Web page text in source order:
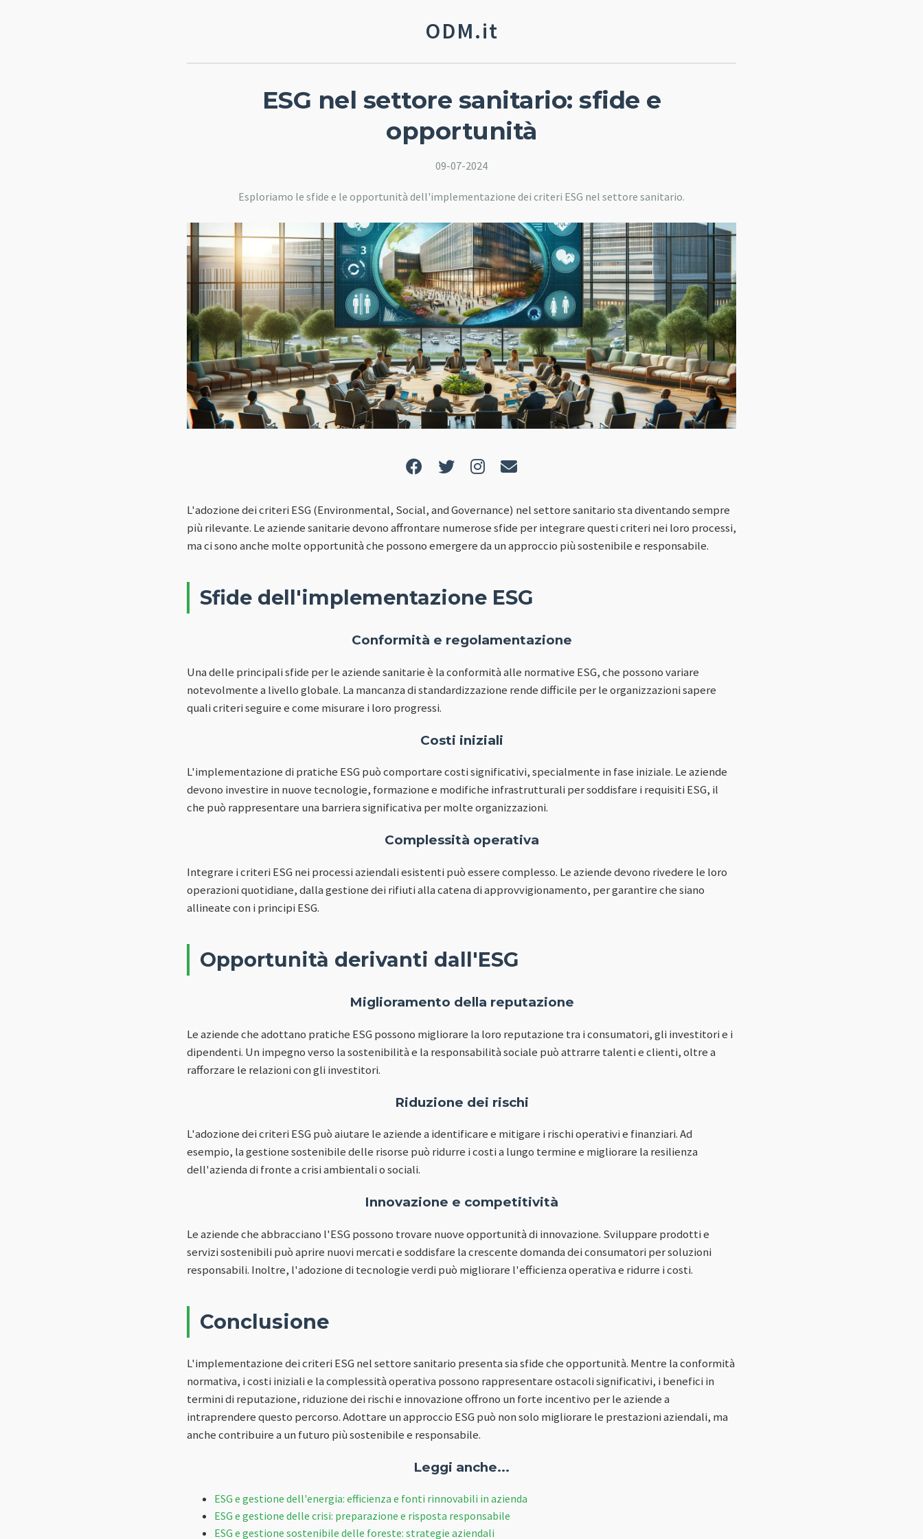
ODM.it
ESG nel settore sanitario: sfide e
opportunità
09-07-2024
Esploriamo le sfide e le opportunità dell'implementazione dei criteri ESG nel settore sanitario.
L'adozione dei criteri ESG (Environmental, Social, and Governance) nel settore sanitario sta diventando sempre
più rilevante. Le aziende sanitarie devono affrontare numerose sfide per integrare questi criteri nei loro processi,
ma ci sono anche molte opportunità che possono emergere da un approccio più sostenibile e responsabile.
Sfide dell'implementazione ESG
Conformità e regolamentazione
Una delle principali sfide per le aziende sanitarie è la conformità alle normative ESG, che possono variare
notevolmente a livello globale. La mancanza di standardizzazione rende difficile per le organizzazioni sapere
quali criteri seguire e come misurare i loro progressi.
Costi iniziali
L'implementazione di pratiche ESG può comportare costi significativi, specialmente in fase iniziale. Le aziende
devono investire in nuove tecnologie, formazione e modifiche infrastrutturali per soddisfare i requisiti ESG, il
che può rappresentare una barriera significativa per molte organizzazioni.
Complessità operativa
Integrare i criteri ESG nei processi aziendali esistenti può essere complesso. Le aziende devono rivedere le loro
operazioni quotidiane, dalla gestione dei rifiuti alla catena di approvvigionamento, per garantire che siano
allineate con i principi ESG.
Opportunità derivanti dall'ESG
Miglioramento della reputazione
Le aziende che adottano pratiche ESG possono migliorare la loro reputazione tra i consumatori, gli investitori e i
dipendenti. Un impegno verso la sostenibilità e la responsabilità sociale può attrarre talenti e clienti, oltre a
rafforzare le relazioni con gli investitori.
Riduzione dei rischi
L'adozione dei criteri ESG può aiutare le aziende a identificare e mitigare i rischi operativi e finanziari. Ad
esempio, la gestione sostenibile delle risorse può ridurre i costi a lungo termine e migliorare la resilienza
dell'azienda di fronte a crisi ambientali o sociali.
Innovazione e competitività
Le aziende che abbracciano l'ESG possono trovare nuove opportunità di innovazione. Sviluppare prodotti e
servizi sostenibili può aprire nuovi mercati e soddisfare la crescente domanda dei consumatori per soluzioni
responsabili. Inoltre, l'adozione di tecnologie verdi può migliorare l'efficienza operativa e ridurre i costi.
Conclusione
L'implementazione dei criteri ESG nel settore sanitario presenta sia sfide che opportunità. Mentre la conformità
normativa, i costi iniziali e la complessità operativa possono rappresentare ostacoli significativi, i benefici in
termini di reputazione, riduzione dei rischi e innovazione offrono un forte incentivo per le aziende a
intraprendere questo percorso. Adottare un approccio ESG può non solo migliorare le prestazioni aziendali, ma
anche contribuire a un futuro più sostenibile e responsabile.
Leggi anche...
ESG e gestione dell'energia: efficienza e fonti rinnovabili in azienda
ESG e gestione delle crisi: preparazione e risposta responsabile
ESG e gestione sostenibile delle foreste: strategie aziendali